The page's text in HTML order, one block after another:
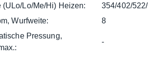
(ULo/Lo/Me/Hi) Heizen:
354/402/
Wurfweite:
8
Pressung,
-